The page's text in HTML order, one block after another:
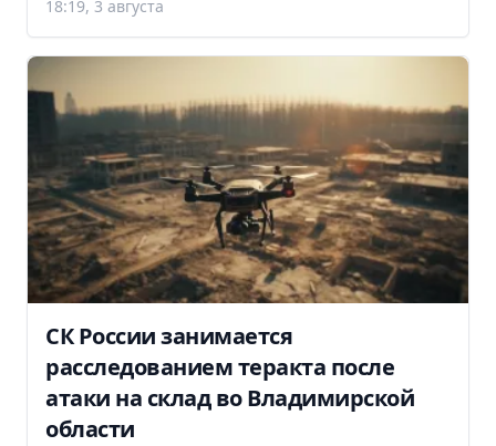
18:19, 3 августа
СК России занимается
расследованием теракта после
атаки на склад во Владимирской
области